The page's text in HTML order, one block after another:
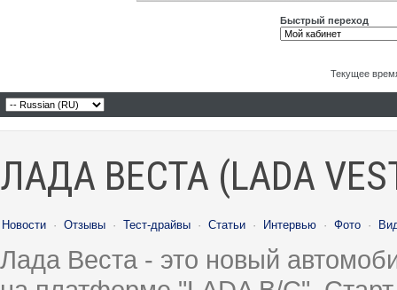
Быстрый переход
Текущее
ЛАДА ВЕСТА (LADA
Новости · Отзывы · Тест-драйвы · Статьи · Интервью · Фото ·
Лада Веста - это новый